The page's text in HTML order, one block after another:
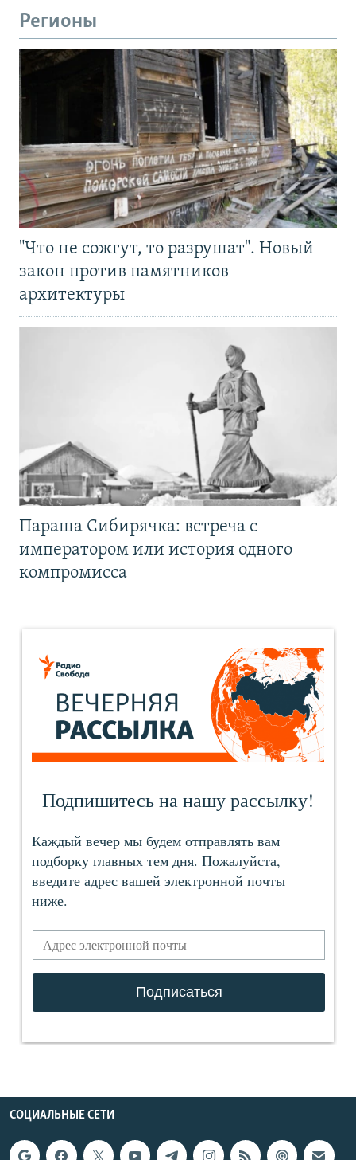
Регионы
"Что не сожгут, то разрушат". Новый
закон против памятников
архитектуры
Параша Сибирячка: встреча с
императором или история одного
компромисса
СОЦИАЛЬНЫЕ СЕТИ